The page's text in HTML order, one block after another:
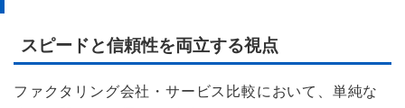
スピードと信頼性を両立する視点
ファクタリング会社・サービス比較において、単純な